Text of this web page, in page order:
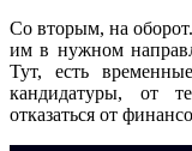
Со вторым, на
им в нужном
Тут, есть
кандидатуры, от
отказаться от